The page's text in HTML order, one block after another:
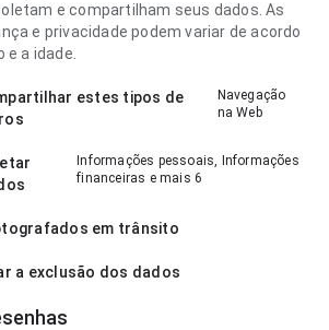
e compartilham seus dados. As
e privacidade podem variar de acordo
e a idade.
estes tipos de
Navegação
na Web
Informações pessoais, Informações
financeiras e mais 6
em trânsito
a exclusão dos dados